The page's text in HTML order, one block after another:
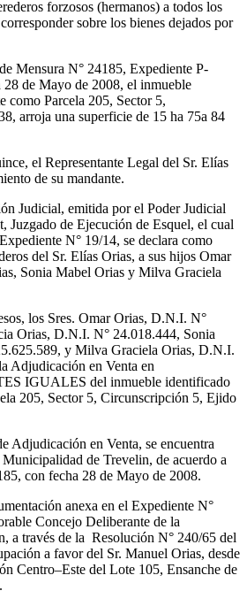
forzosos (hermanos) a todos los
sobre los bienes dejados por
Mensura N° 24185, Expediente P-
de Mayo de 2008, el inmueble
como Parcela 205, Sector 5,
arroja una superficie de 15 ha 75a 84
el Representante Legal del Sr. Elías
de su mandante.
Judicial, emitida por el Poder Judicial
Juzgado de Ejecución de Esquel, el cual
N° 19/14, se declara como
del Sr. Elías Orias, a sus hijos Omar
Sonia Mabel Orias y Milva Graciela
los Sres. Omar Orias, D.N.I. N°
Orias, D.N.I. N° 24.018.444, Sonia
y Milva Graciela Orias, D.N.I.
Adjudicación en Venta en
IGUALES del inmueble identificado
205, Sector 5, Circunscripción 5, Ejido
Adjudicación en Venta, se encuentra
de Trevelin, de acuerdo a
con fecha 28 de Mayo de 2008.
anexa en el Expediente N°
Concejo Deliberante de la
a través de la Resolución N° 240/65 del
a favor del Sr. Manuel Orias, desde
Centro–Este del Lote 105, Ensanche de